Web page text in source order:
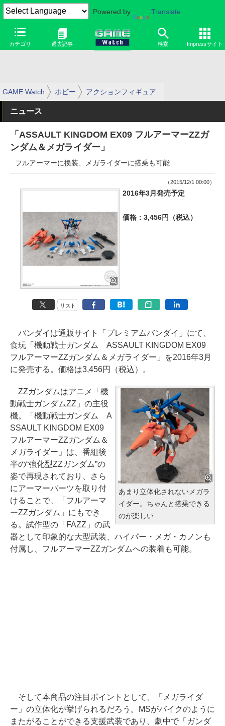
Powered by Translate
カテゴリ 過去記事 検索 Impressサイト
GAME Watch ホビー アクションフィギュア
ニュース
「ASSAULT KINGDOM EX09 フルアーマーZZガ
ンダム＆メガライダー」
フルアーマーに換装、メガライダーに搭乗も可能
（2015/12/1 00:00）
2016年3月発売予定
価格：3,456円（税込）
リスト
バンダイは通販サイト「プレミアムバンダイ」にて、
食玩「機動戦士ガンダム ASSAULT KINGDOM EX09
フルアーマーZZガンダム＆メガライダー」を2016年3月
に発売する。価格は3,456円（税込）。
あまり立体化されないメガラ
イダー。ちゃんと搭乗できる
のが楽しい
ZZガンダムはアニメ「機
動戦士ガンダムZZ」の主役
機。「機動戦士ガンダム A
SSAULT KINGDOM EX09
フルアーマーZZガンダム＆
メガライダー」は、番組後
半の“強化型ZZガンダム”の
姿で再現されており、さら
にアーマーパーツを取り付
けることで、「フルアーマ
ーZZガンダム」にもでき
る。試作型の「FAZZ」の武
器として印象的な大型武装、ハイパー・メガ・カノンも
付属し、フルアーマーZZガンダムへの装着も可能。
そして本商品の注目ポイントとして、「メガライダ
ー」の立体化が挙げられるだろう。MSがバイクのように
またがることができる支援武装であり、劇中で「ガンダ